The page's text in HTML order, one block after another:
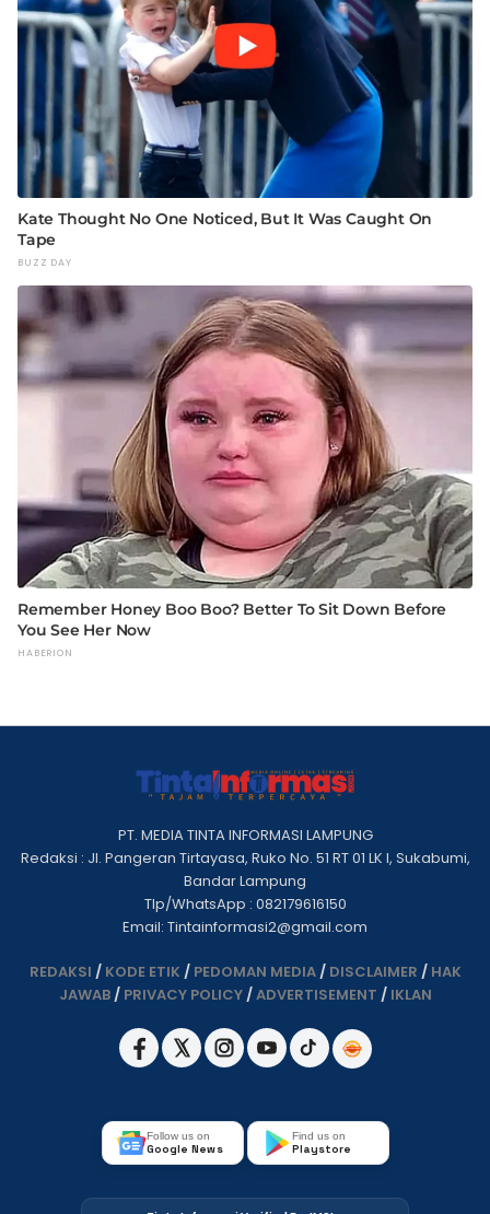
PT. MEDIA TINTA INFORMASI LAMPUNG
Redaksi : Jl. Pangeran Tirtayasa, Ruko No. 51 RT 01 LK I, Sukabumi,
Bandar Lampung
Tlp/WhatsApp : 082179616150
Email: Tintainformasi2@gmail.com
REDAKSI / KODE ETIK / PEDOMAN MEDIA/ DISCLAIMER / HAK
JAWAB/ PRIVACY POLICY/ADVERTISEMENT / IKLAN
Follow us on
Google News
Find us on
Playstore